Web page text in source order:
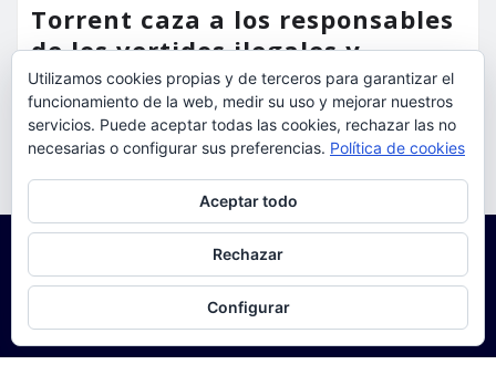
Torrent caza a los responsables
de los vertidos ilegales y
endurece las sanciones
torrent al dia Ago 7, 2026
Utilizamos cookies propias y de terceros para garantizar el
funcionamiento de la web, medir su uso y mejorar nuestros
servicios. Puede aceptar todas las cookies, rechazar las no
necesarias o configurar sus preferencias. Política de cookies
Aceptar todo
Rechazar
Configurar
Para obtener más información, incluido cómo gestionar las cookies,